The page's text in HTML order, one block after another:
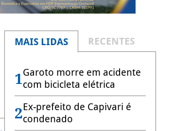
MAIS LIDAS RECENTES
1Garoto morre em acidente
com bicicleta elétrica
2Ex-prefeito de Capivari é
condenado